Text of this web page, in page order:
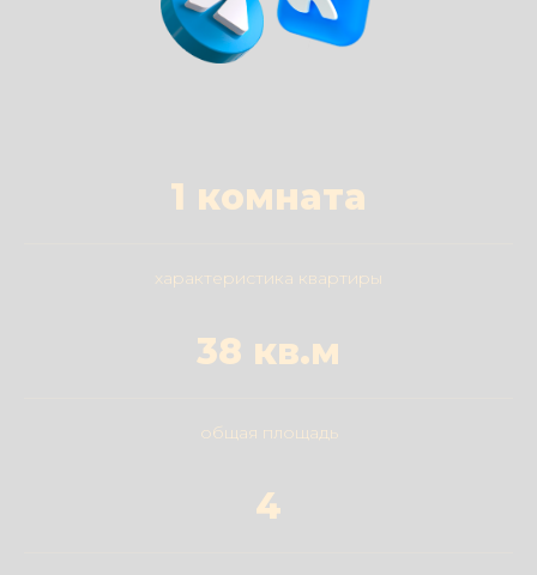
1 комната
характеристика квартиры
38 кв.м
общая площадь
4